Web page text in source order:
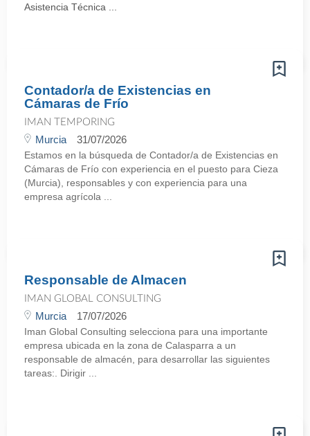
Asistencia Técnica ...
Contador/a de Existencias en
Cámaras de Frío
IMAN TEMPORING
Murcia 31/07/2026
Estamos en la búsqueda de Contador/a de Existencias en
Cámaras de Frío con experiencia en el puesto para Cieza
(Murcia), responsables y con experiencia para una
empresa agrícola ...
Responsable de Almacen
IMAN GLOBAL CONSULTING
Murcia 17/07/2026
Iman Global Consulting selecciona para una importante
empresa ubicada en la zona de Calasparra a un
responsable de almacén, para desarrollar las siguientes
tareas:. Dirigir ...